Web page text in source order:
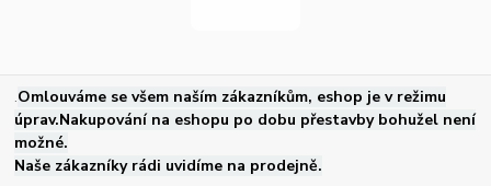
.Omlouváme se všem naším zákazníkům, eshop je v režimu
úprav.Nakupování na eshopu po dobu přestavby bohužel není
možné.
Naše zákazníky rádi uvidíme na prodejně.